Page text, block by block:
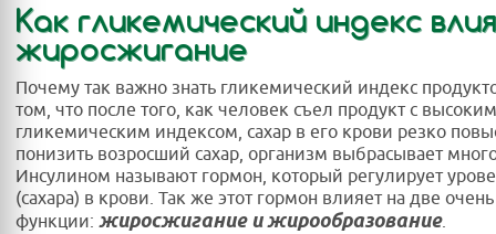
Как гликемический индекс
жиросжигание
Почему так важно знать гликемический индекс
том, что после того, как человек съел продукт с высоким
гликемическим индексом, сахар в его крови резко
понизить возросший сахар, организм выбрасывает
Инсулином называют гормон, который регулирует
(сахара) в крови. Так же этот гормон влияет на две
функции: жиросжигание и жирообразование.